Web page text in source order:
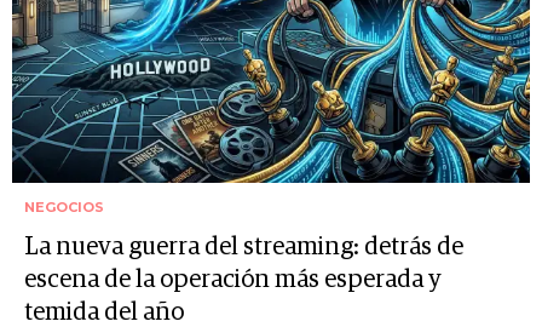
NEGOCIOS
La nueva guerra del streaming: detrás de
escena de la operación más esperada y
temida del año